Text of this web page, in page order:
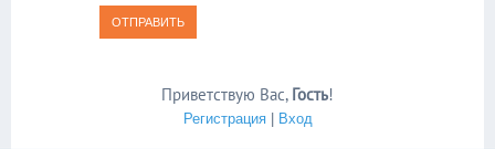
ОТПРАВИТЬ
Приветствую Вас, Гость!
Регистрация| Вход